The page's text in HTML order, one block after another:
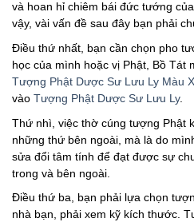
và hoan hỉ chiêm bái đức tướng
vậy, vài vấn đề sau đây bạn phải
Điều thứ nhất, bạn cần chọn pho
học của mình hoặc vị Phật, Bồ
Tượng Phật Dược Sư Lưu Ly Màu
vào Tượng Phật Dược Sư Lưu Ly.
Thứ nhì, việc thờ cúng tượng Phật
những thứ bên ngoài, mà là do
sửa đổi tâm tính để đạt được sự
trong và bên ngoài.
Điều thứ ba, bạn phải lựa chọn
nhà bạn, phải xem kỹ kích thước.